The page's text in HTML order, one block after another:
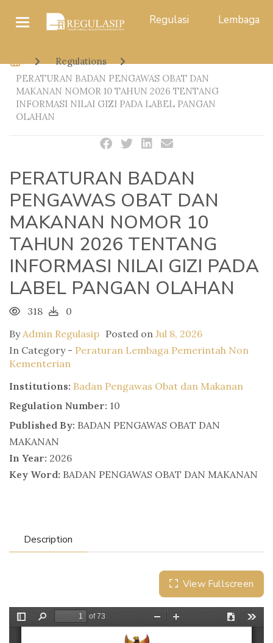
Regulasi Lembaga
Regulations
PERATURAN BADAN PENGAWAS OBAT DAN
MAKANAN NOMOR 10 TAHUN 2026 TENTANG
INFORMASI NILAI GIZI PADA LABEL PANGAN
OLAHAN
PERATURAN BADAN
PENGAWAS OBAT DAN
MAKANAN NOMOR 10
TAHUN 2026 TENTANG
INFORMASI NILAI GIZI PADA
LABEL PANGAN OLAHAN
318
0
ByAdmin Regulasip Posted on Jul 8, 2026
In Category - Peraturan Lembaga Pemerintah Non
Kementerian
Institutions: Badan Pengawas Obat dan Makanan
Regulation Number: 10
Published By: BADAN PENGAWAS OBAT DAN
MAKANAN
In Year: 2026
Key Word: BADAN PENGAWAS OBAT DAN MAKANAN
Description
View Fullscreen